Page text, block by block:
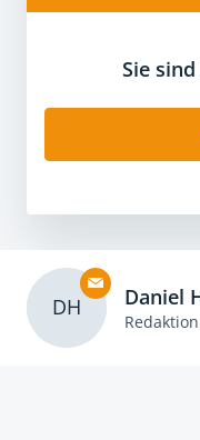
Sie
DH Daniel
Redaktion